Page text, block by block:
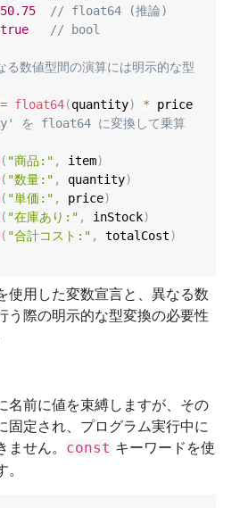
// float64 (推論)
true // bool
数値型間の演算には明示的な型
float64(quantity) *
float64 に変換して乗算
( "商品:" , item)
( "数量:" , quantity)
( "単価:" , price)
( "在庫あり:" , inStock)
( "合計コスト:" , totalCost)
使用した変数宣言と、異なる数
う際の明示的な型変換の必要性
名前に値を束縛しますが、その
固定され、プログラム実行中に
せん。 const キーワードを使